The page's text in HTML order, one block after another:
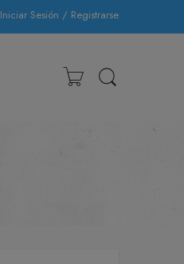
Iniciar Sesión / Registrarse